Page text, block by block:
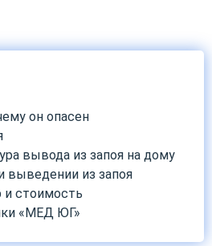
он опасен
вывода из запоя на дому
выведении из запоя
стоимость
«МЕД ЮГ»